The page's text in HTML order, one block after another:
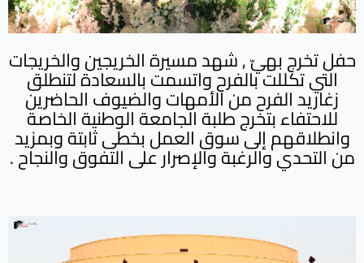
حفل تخرج بهيّ , شهد مسيرة الخريجين والخريجات
التي تكللت بالفرح واتسمت بالسعادة لتنطلق
زغاريد الفرح من الأمهات والضيوف الحاضرين
للاحتفاء بتخرج طلبة الجامعة الوطنية الخاصة
وانطلاقهم إلى سوق العمل بخطى ثابتة وبمزيد
من التحدي والرغبة والإصرار على التفوق والنجاح .